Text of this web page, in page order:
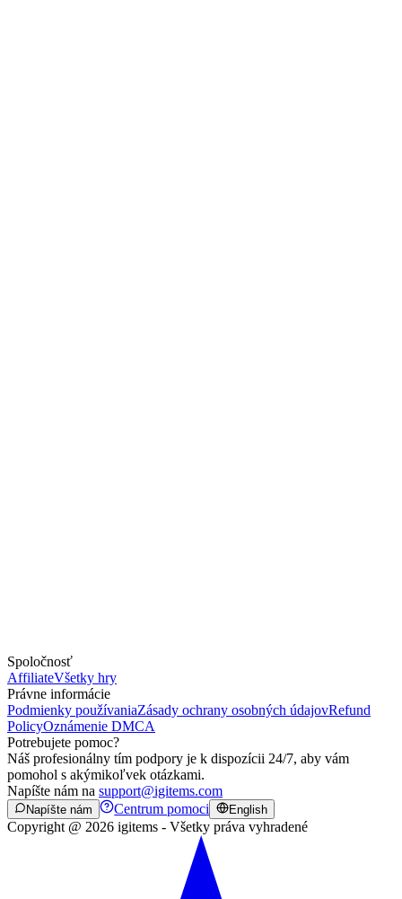
Spoločnosť
AffiliateVšetky hry
Právne informácie
Podmienky používaniaZásady ochrany osobných údajovRefund
PolicyOznámenie DMCA
Potrebujete pomoc?
Náš profesionálny tím podpory je k dispozícii 24/7, aby vám
pomohol s akýmikoľvek otázkami.
Napíšte nám na support@igitems.com
Napíšte nám Centrum pomoci English
Copyright @ 2026 igitems - Všetky práva vyhradené